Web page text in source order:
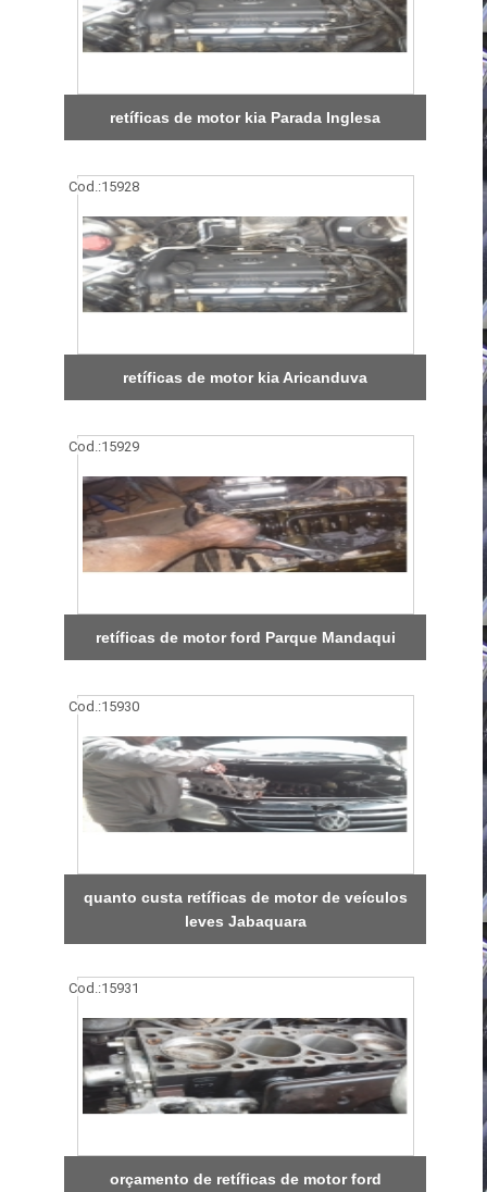
retíficas de motor kia Parada Inglesa
Cod.:15928
retíficas de motor kia Aricanduva
Cod.:15929
retíficas de motor ford Parque Mandaqui
Cod.:15930
quanto custa retíficas de motor de veículos
leves Jabaquara
Cod.:15931
orçamento de retíficas de motor ford